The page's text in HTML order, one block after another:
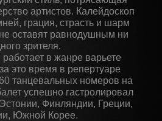
артистов. Калейдоскоп
грация, страсть и шарм
оставят равнодушным ни
зрителя.
в жанре варьете
это время в репертуаре
танцевальных номеров на
успешно гастролировал
Финляндии, Греции,
Южной Корее.